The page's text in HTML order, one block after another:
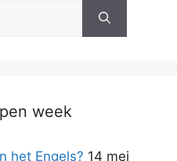
week
het Engels? 14 mei